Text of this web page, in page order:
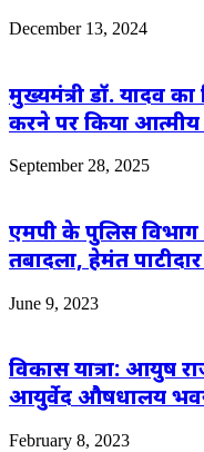
December 13, 2024
मुख्यमंत्री डॉ. यादव
करने पर किया आत्मीय
September 28, 2025
एमपी के पुलिस विभाग
तबादला, हेमंत
June 9, 2023
विकास यात्रा: आयुष
आयुर्वेद औषधालय
February 8, 2023